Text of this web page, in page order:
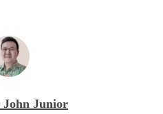
John Junior